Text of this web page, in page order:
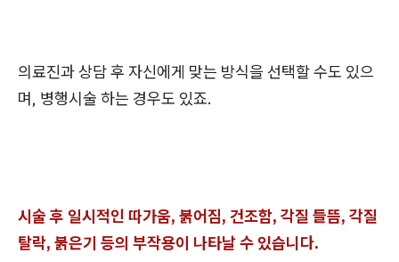
의료진과 상담 후 자신에게 맞는 방식을 선택할 수도 있으
며, 병행시술 하는 경우도 있죠.
시술 후 일시적인 따가움, 붉어짐, 건조함, 각질 들뜸, 각질
탈락, 붉은기 등의 부작용이 나타날 수 있습니다.